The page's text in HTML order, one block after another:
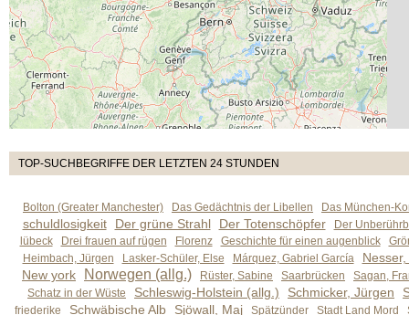
TOP-SUCHBEGRIFFE DER LETZTEN 24 STUNDEN
Bolton (Greater Manchester) Das Gedächtnis der Libellen Das München-
schuldlosigkeit Der grüne Strahl Der Totenschöpfer
Der
lübeck
Drei frauen auf rügen Florenz Geschichte für einen augenblick
Heimbach, Jürgen
Lasker-Schüler, Else Márquez, Gabriel García
New york
Norwegen (allg.) Rüster, Sabine Saarbrücken
Sagan,
Schatz in der Wüste
Schleswig-Holstein (allg.) Schmicker, Jürgen
friederike Schwäbische Alb Sjöwall, Maj Spätzünder Stadt Land Mord